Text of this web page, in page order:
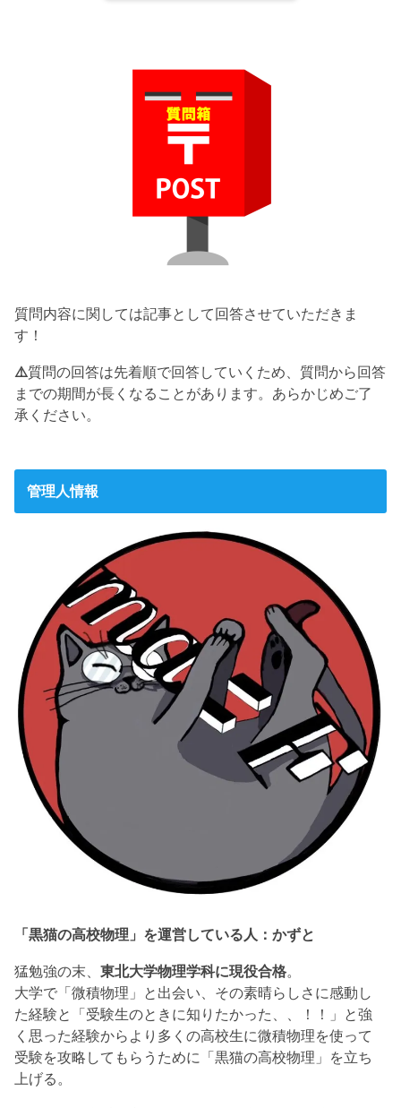
質問内容に関しては記事として回答させていただきま
す！
⚠️質問の回答は先着順で回答していくため、質問から回答
までの期間が長くなることがあります。あらかじめご了
承ください。
管理人情報
「黒猫の高校物理」を運営している人：かずと
猛勉強の末、東北大学物理学科に現役合格。
大学で「微積物理」と出会い、その素晴らしさに感動し
た経験と「受験生のときに知りたかった、、！！」と強
く思った経験からより多くの高校生に微積物理を使って
受験を攻略してもらうために「黒猫の高校物理」を立ち
上げる。